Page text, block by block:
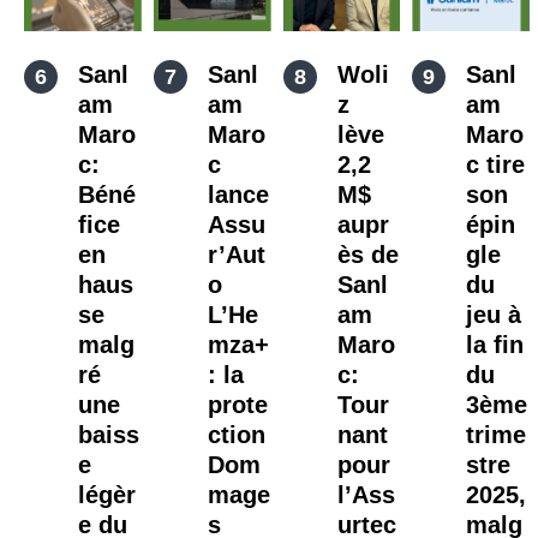
Sanl
am
Maro
c:
Béné
fice
en
haus
se
malg
ré
une
baiss
e
légèr
e du
Sanl
am
Maro
c
lance
Assu
r’Aut
o
L’He
mza+
: la
prote
ction
Dom
mage
s
Woli
z
lève
2,2
M$
aupr
ès de
Sanl
am
Maro
c:
Tour
nant
pour
l’Ass
urtec
Sanl
am
Maro
c tire
son
épin
gle
du
jeu à
la fin
du
3ème
trime
stre
2025,
malg